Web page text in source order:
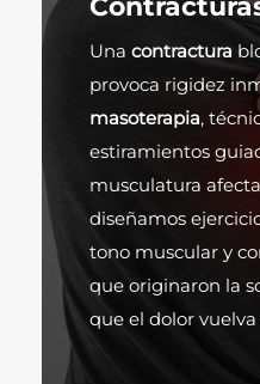
Una contractura
provoca rigidez
masoterapia,
estiramientos
musculatura
diseñamos
tono muscular y
que originaron la
que el dolor